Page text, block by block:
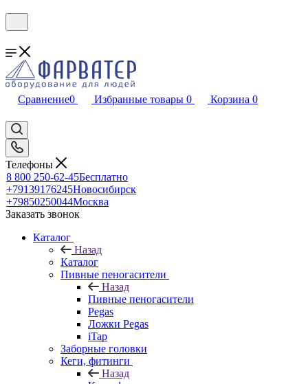
Сравнение0 Избранные товары 0 Корзина 0
Телефоны
8 800 250-62-45Бесплатно
+79139176245Новосибирск
+79850250044Москва
Заказать звонок
Каталог
Назад
Каталог
Пивные пеногасители
Назад
Пивные пеногасители
Pegas
Ложки Pegas
iTap
Заборные головки
Кеги, фитинги
Назад